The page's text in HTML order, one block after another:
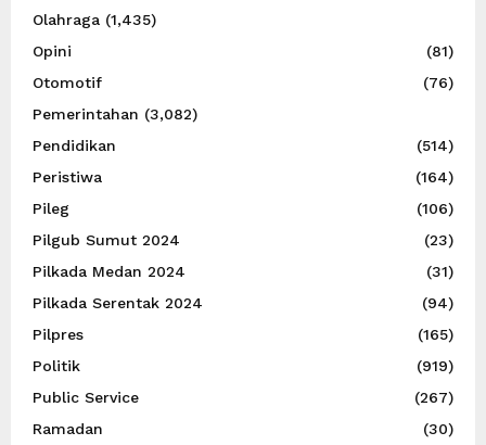
Olahraga (1,435)
Opini
(81)
Otomotif
(76)
Pemerintahan (3,082)
Pendidikan
(514)
Peristiwa
(164)
Pileg
(106)
Pilgub Sumut 2024
(23)
Pilkada Medan 2024
(31)
Pilkada Serentak 2024
(94)
Pilpres
(165)
Politik
(919)
Public Service
(267)
Ramadan
(30)